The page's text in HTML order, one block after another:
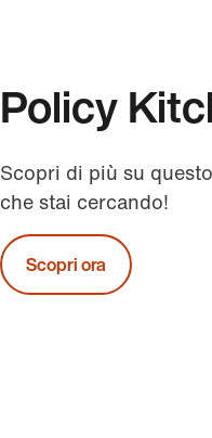
Policy
Scopri di più su
che stai cercando!
Scopri ora